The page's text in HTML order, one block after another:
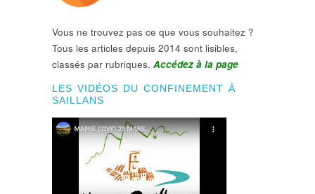
Vous ne trouvez pas ce que vous souhaitez ?
Tous les articles depuis 2014 sont lisibles,
classés par rubriques. Accédez à la page
LES VIDÉOS DU CONFINEMENT À
SAILLANS